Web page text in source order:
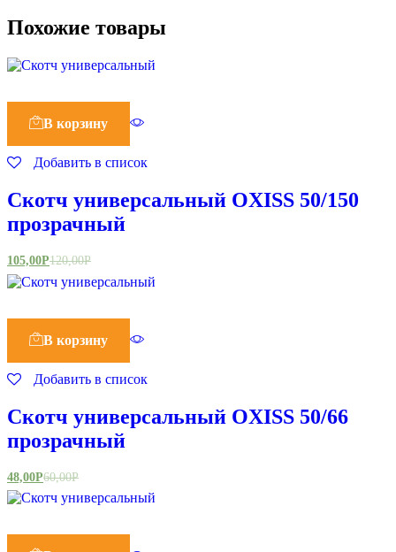
Похожие товары
В корзину
Добавить в список
Скотч универсальный OXISS 50/150
прозрачный
105,00Р120,00Р
В корзину
Добавить в список
Скотч универсальный OXISS 50/66
прозрачный
48,00Р60,00Р